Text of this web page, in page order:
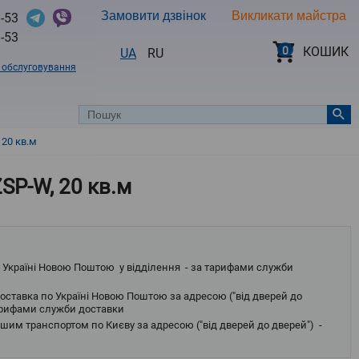
53
53
обслуговування
Замовити дзвінок Викликати майстра
UA RU 0 КОШИК
20 кв.м
W, 20 кв.м
Україні Новою Поштою у відділення - за тарифами служби
по Україні Новою Поштою за адресою ("від дверей до
служби доставки
транспортом по Києву за адресою ("від дверей до дверей") -